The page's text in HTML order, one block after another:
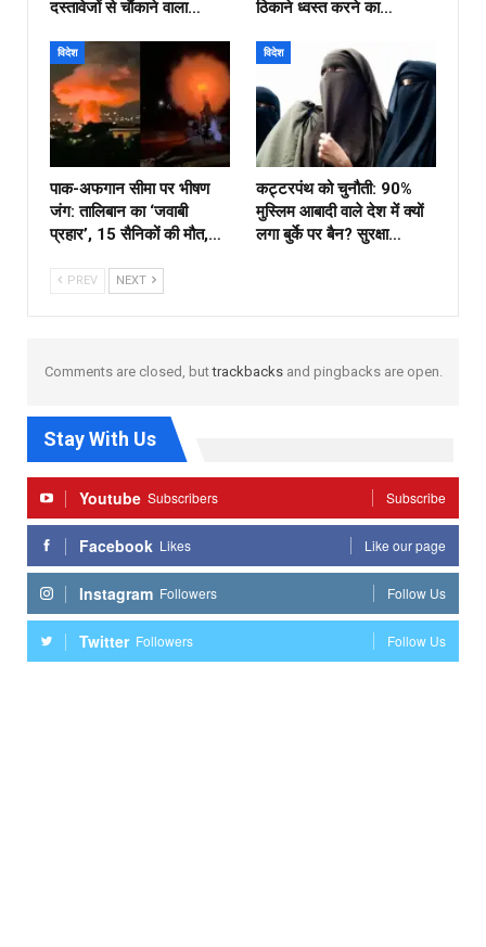
दस्तावेजों से चौंकाने वाला… ठिकाने ध्वस्त करने का…
विदेश
पाक-अफगान सीमा पर भीषण
जंग: तालिबान का ‘जवाबी
प्रहार’, 15 सैनिकों की मौत,…
विदेश
कट्टरपंथ को चुनौती: 90%
मुस्लिम आबादी वाले देश में क्यों
लगा बुर्के पर बैन? सुरक्षा…
PREV NEXT
Comments are closed, buttrackbacksand pingbacks are open.
Stay With Us
Youtube Subscribers Subscribe
Facebook Likes Like our page
Instagram Followers Follow Us
Twitter Followers Follow Us